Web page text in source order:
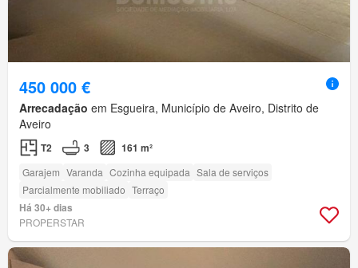
450 000 €
Arrecadação em Esgueira, Município de Aveiro, Distrito de
Aveiro
T2 3 161 m²
Garajem Varanda Cozinha equipada Sala de serviços
Parcialmente mobiliado Terraço
Há 30+ dias
PROPERSTAR